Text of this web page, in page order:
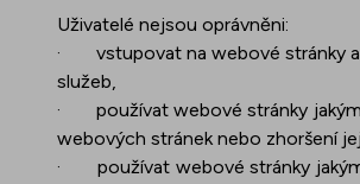
Uživatelé nejsou oprávněni:
· vstupovat na webové stránky
služeb,
· používat webové stránky
webových stránek nebo zhoršení
·používat webové stránky